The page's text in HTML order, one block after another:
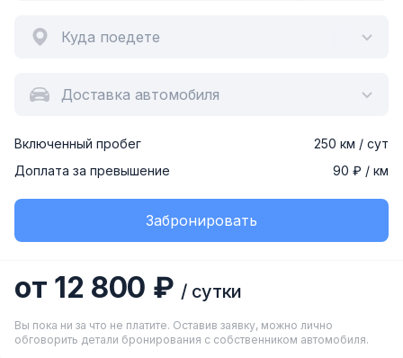
Куда поедете
Доставка автомобиля
Включенный пробег
250 км / сут
Доплата за превышение
90 ₽ / км
Забронировать
от 12 800 ₽ / сутки
Вы пока ни за что не платите. Оставив заявку, можно лично
обговорить детали бронирования с собственником автомобиля.